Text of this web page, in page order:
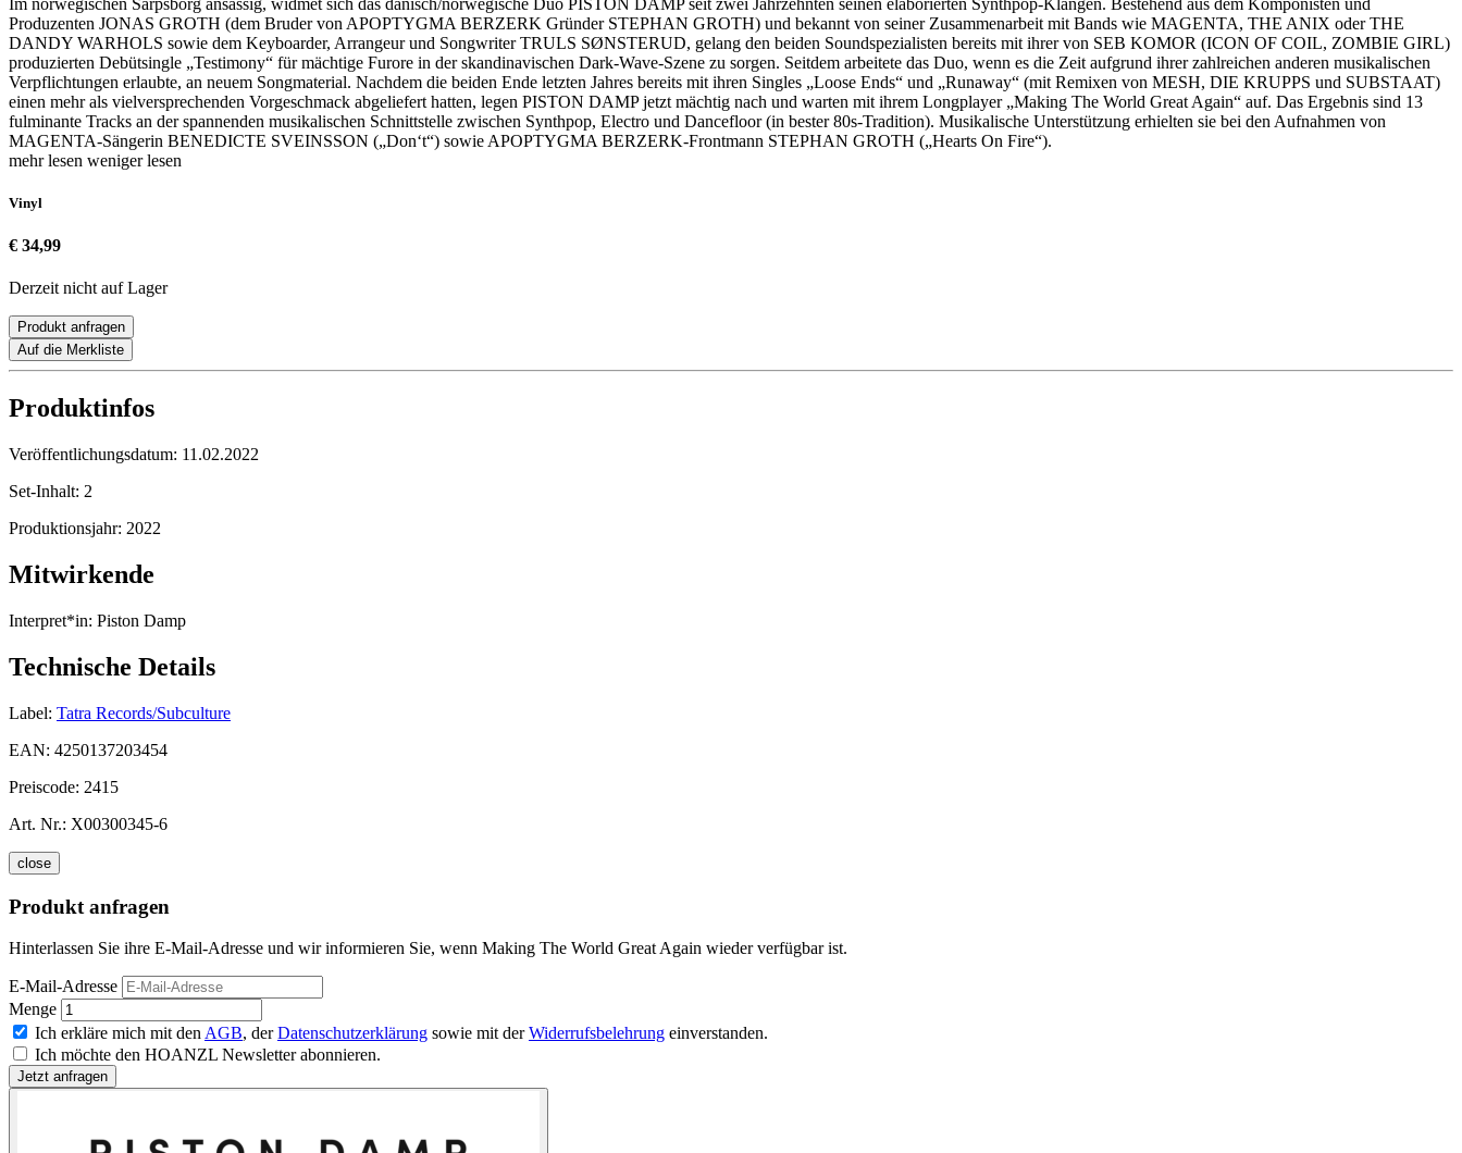
Produzenten JONAS GROTH (dem Bruder von APOPTYGMA BERZERK Gründer STEPHAN GROTH) und bekannt von seiner Zusammenarbeit mit Bands wie MAGENTA, THE ANIX oder THE
DANDY WARHOLS sowie dem Keyboarder, Arrangeur und Songwriter TRULS SØNSTERUD, gelang den beiden Soundspezialisten bereits mit ihrer von SEB KOMOR (ICON OF COIL, ZOMBIE GIRL)
produzierten Debütsingle „Testimony“ für mächtige Furore in der skandinavischen Dark-Wave-Szene zu sorgen. Seitdem arbeitete das Duo, wenn es die Zeit aufgrund ihrer zahlreichen anderen musikalischen
Verpflichtungen erlaubte, an neuem Songmaterial. Nachdem die beiden Ende letzten Jahres bereits mit ihren Singles „Loose Ends“ und „Runaway“ (mit Remixen von MESH, DIE KRUPPS und SUBSTAAT)
einen mehr als vielversprechenden Vorgeschmack abgeliefert hatten, legen PISTON DAMP jetzt mächtig nach und warten mit ihrem Longplayer „Making The World Great Again“ auf. Das Ergebnis sind 13
fulminante Tracks an der spannenden musikalischen Schnittstelle zwischen Synthpop, Electro und Dancefloor (in bester 80s-Tradition). Musikalische Unterstützung erhielten sie bei den Aufnahmen von
MAGENTA-Sängerin BENEDICTE SVEINSSON („Don‘t“) sowie APOPTYGMA BERZERK-Frontmann STEPHAN GROTH („Hearts On Fire“).
mehr lesen weniger lesen
Vinyl
€ 34,99
Derzeit nicht auf Lager
Produkt anfragen
Auf die Merkliste
Produktinfos
Veröffentlichungsdatum: 11.02.2022
Set-Inhalt: 2
Produktionsjahr: 2022
Mitwirkende
Interpret*in: Piston Damp
Technische Details
Label: Tatra Records/Subculture
EAN: 4250137203454
Preiscode: 2415
Art. Nr.: X00300345-6
close
Produkt anfragen
Hinterlassen Sie ihre E-Mail-Adresse und wir informieren Sie, wenn Making The World Great Again wieder verfügbar ist.
E-Mail-Adresse
Menge
Ich erkläre mich mit den AGB, derDatenschutzerklärung sowie mit derWiderrufsbelehrung einverstanden.
Ich möchte den HOANZL Newsletter abonnieren.